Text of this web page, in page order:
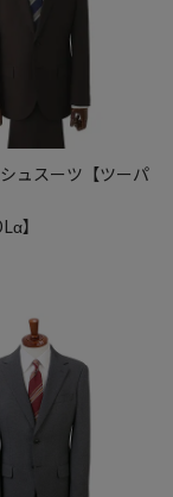
ュスーツ【ツーパ
】